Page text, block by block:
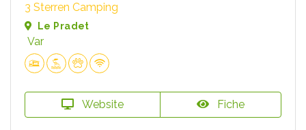
3 Sterren Camping
Le Pradet
Var
Website Fiche